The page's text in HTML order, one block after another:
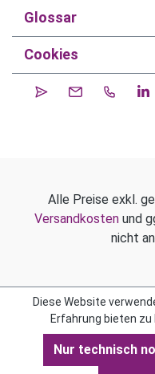
Glossar
Cookies
Alle Preise exkl.
Versandkosten und
nicht
Diese Website
Erfahrung bieten zu
Nur technisch